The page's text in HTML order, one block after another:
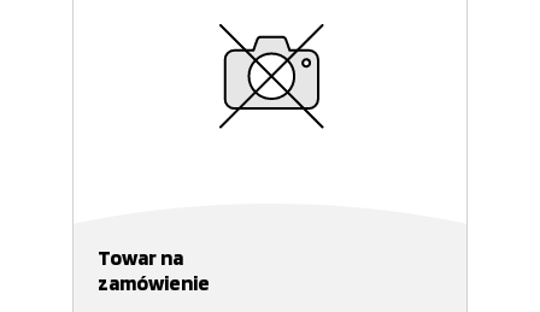
Towar na
zamówienie